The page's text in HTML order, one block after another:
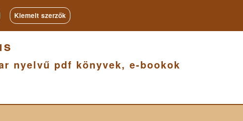
Kiemelt szerzők
nyelvű pdf könyvek, e-bookok